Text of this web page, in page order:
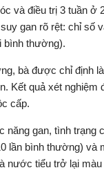
và điều trị 3 tuần ở
gan rõ rệt: chỉ số
bình thường).
bà được chỉ định
Kết quả xét nghiệm
cấp.
gan, tình trạng
lần bình thường) và
nước tiểu trở lại